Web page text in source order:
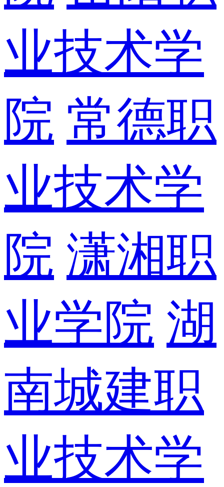
业技术学
院 常德职
业技术学
院 潇湘职
业学院 湖
南城建职
业技术学